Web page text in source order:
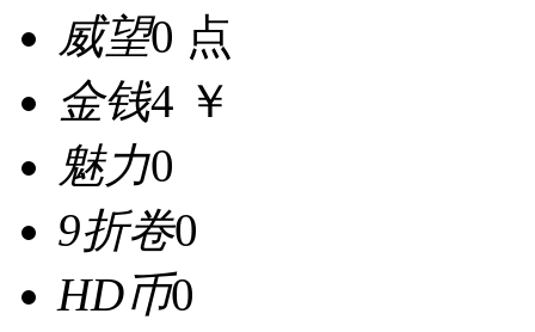
威望0 点
金钱4 ￥
魅力0
9折卷0
HD币0